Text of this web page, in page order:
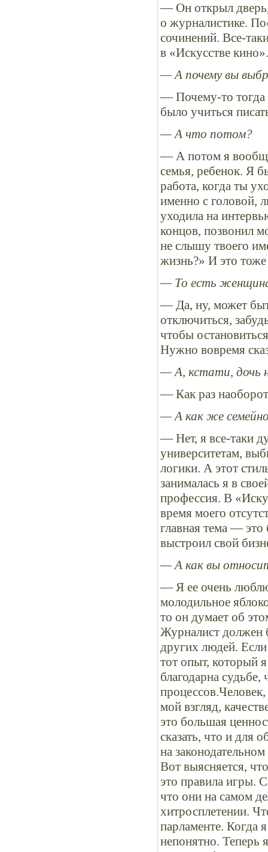
— Он открыл дверь,
о журналистике.
сочинений. Все-
в «Искусстве кино».
— А почему вы
— Почему-то тогда
было учиться
— А что потом?
— А потом я
семья, ребенок. Я
работа, когда ты
именно с головой,
уходила на
концов, позвонил
не слышу твоего
жизнь?» И это
— То есть
— Да, ну, может
отключиться,
чтобы
Нужно вовремя
— А, кстати, дочь
— Как раз
— А как же
— Нет, я все-таки
университетам,
логики. А этот
занималась я в
профессия. В
время моего
главная тема — это
выстроил свой
— А как вы
— Я ее очень
молодильное
то он думает об
Журналист должен
других людей.
тот опыт, который
благодарна
мой взгляд,
это большая
сказать, что и для
на
Вот выясняется,
это правила игры.
что они на самом
хитросплетении.
парламенте. Когда
непонятно. Теперь